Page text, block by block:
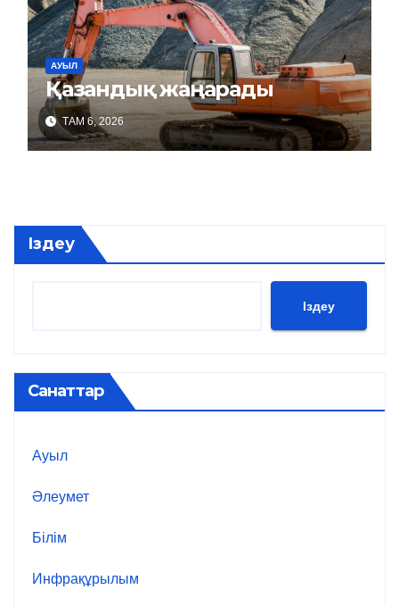
АУЫЛ
Қазандық жаңарады
ТАМ 6, 2026
Іздеу
Іздеу
Санаттар
Ауыл
Әлеумет
Білім
Инфрақұрылым